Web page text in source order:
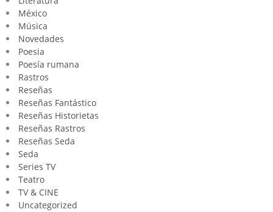
México
Música
Novedades
Poesia
Poesía rumana
Rastros
Reseñas
Reseñas Fantástico
Reseñas Historietas
Reseñas Rastros
Reseñas Seda
Seda
Series TV
Teatro
TV & CINE
Uncategorized